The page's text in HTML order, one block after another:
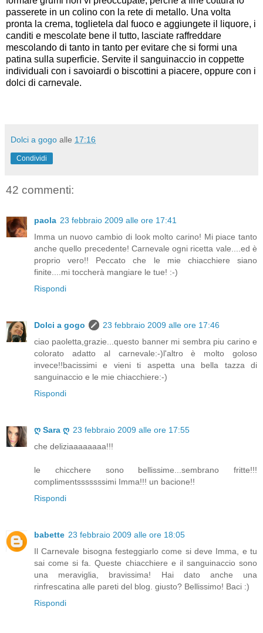
passerete in un colino con la rete di metallo. Una volta
pronta la crema, toglietela dal fuoco e aggiungete il liquore, i
canditi e mescolate bene il tutto, lasciate raffreddare
mescolando di tanto in tanto per evitare che si formi una
patina sulla superficie. Servite il sanguinaccio in coppette
individuali con i savoiardi o biscottini a piacere, oppure con i
dolci di carnevale.
Dolci a gogo alle 17:16
Condividi
42 commenti:
paola 23 febbraio 2009 alle ore 17:41
Imma un nuovo cambio di look molto carino! Mi piace tanto
anche quello precedente! Carnevale ogni ricetta vale....ed è
proprio vero!! Peccato che le mie chiacchiere siano
finite....mi toccherà mangiare le tue! :-)
Rispondi
Dolci a gogo
23 febbraio 2009 alle ore 17:46
ciao paoletta,grazie...questo banner mi sembra piu carino e
colorato adatto al carnevale:-)l'altro è molto goloso
invece!!bacissimi e vieni ti aspetta una bella tazza di
sanguinaccio e le mie chiacchiere:-)
Rispondi
ღ Sara ღ 23 febbraio 2009 alle ore 17:55
che deliziaaaaaaaa!!!
le chicchere sono bellissime...sembrano fritte!!!
complimentsssssssimi Imma!!! un bacione!!
Rispondi
babette 23 febbraio 2009 alle ore 18:05
Il Carnevale bisogna festeggiarlo come si deve Imma, e tu
sai come si fa. Queste chiacchiere e il sanguinaccio sono
una meraviglia, bravissima! Hai dato anche una
rinfrescatina alle pareti del blog. giusto? Bellissimo! Baci :)
Rispondi